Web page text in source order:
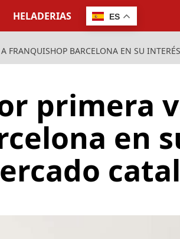
HELADERIAS ES
FRANQUISHOP BARCELONA EN SU
primera
en